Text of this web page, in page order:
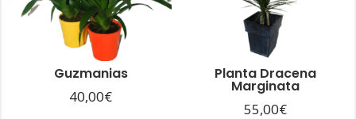
Guzmanias
40,00€
Planta Dracena
Marginata
55,00€